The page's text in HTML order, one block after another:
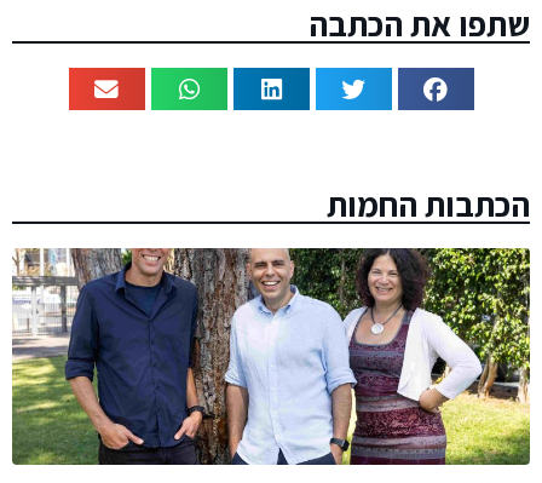
שתפו את הכתבה
הכתבות החמות